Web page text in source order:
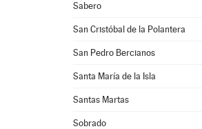
Sabero
San Cristóbal de la Polantera
San Pedro Bercianos
Santa María de la Isla
Santas Martas
Sobrado